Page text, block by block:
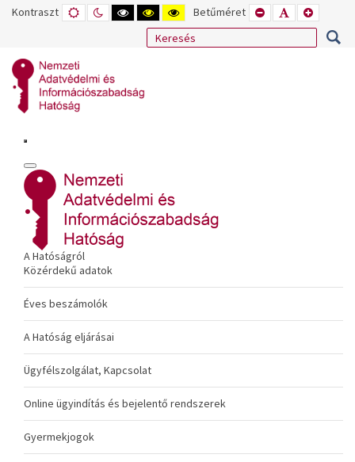
Kontraszt ALAPÉRTELMEZETT
MÓD
ÉJSZAKAI
MÓD
NAGY
KONTRASZTÚ
FEKETE-
FEHÉR
NAGY
KONTRASZTÚ
FEKETE
SÁRGA
NAGY
KONTRASZTÚ
SÁRGA
FEKETE
Betűméret KISEBB
BETŰTÍPUS
BEÁLLÍTÁSA
BETŰMÉRET
BEÁLLÍTÁSA
A Hatóságról
Közérdekű adatok
Éves beszámolók
A Hatóság eljárásai
Ügyfélszolgálat, Kapcsolat
Online ügyindítás és bejelentő rendszerek
Gyermekjogok